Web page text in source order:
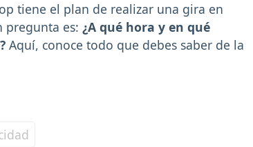
tiene el plan de realizar una gira en
pregunta es: ¿A qué hora y en qué
Aquí, conoce todo que debes saber de la